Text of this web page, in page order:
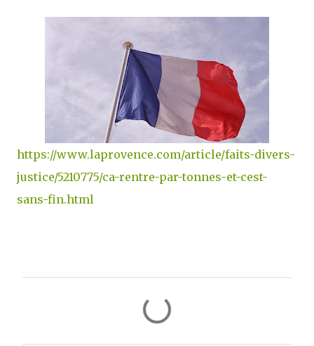
https://www.laprovence.com/article/faits-divers-
justice/5210775/ca-rentre-par-tonnes-et-cest-
sans-fin.html